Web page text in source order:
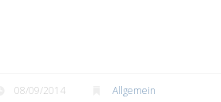
08/09/2014 Allgemein